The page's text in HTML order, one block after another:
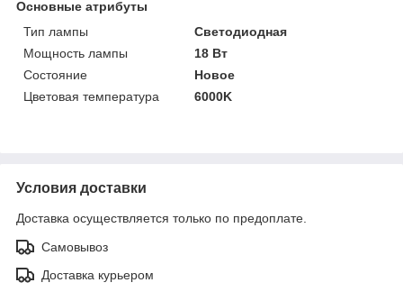
Основные атрибуты
Тип лампы
Светодиодная
Мощность лампы
18 Вт
Состояние
Новое
Цветовая температура
6000K
Условия доставки
Доставка осуществляется только по предоплате.
Самовывоз
Доставка курьером